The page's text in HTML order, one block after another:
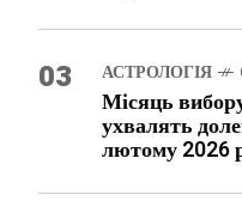
03 АСТРОЛОГІЯ
Місяць
ухвалять
лютому 2026